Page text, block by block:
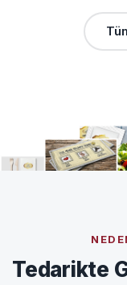
Tedarikte